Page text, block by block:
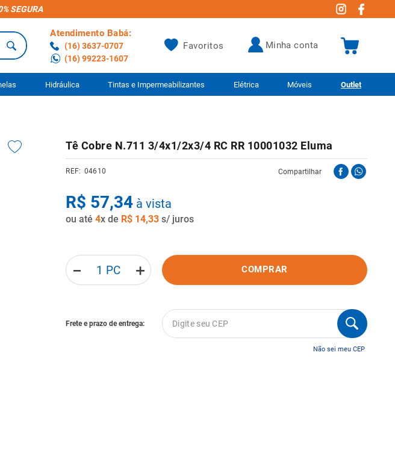
SEGURA
Atendimento Babá:
(16) 3637-0707
(16) 99223-1607
Favoritos minha conta
Hidráulica Tintas e Impermeabilizantes Elétrica Móveis Outlet
Tê Cobre N.711 3/4x1/2x3/4 RC RR 10001032 Eluma
04610 Compartilhar
R$ 57,34 à vista
ou até4x de R$ 14,33 s/ juros
＋
－ COMPRAR
Não sei meu CEP